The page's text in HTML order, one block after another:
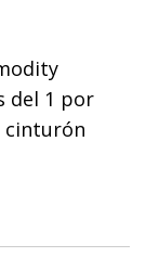
del 1 por
cinturón